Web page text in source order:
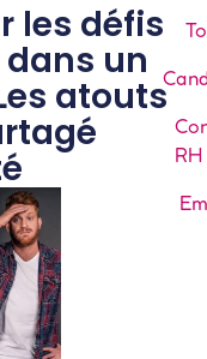
les défis
un
atouts
RH